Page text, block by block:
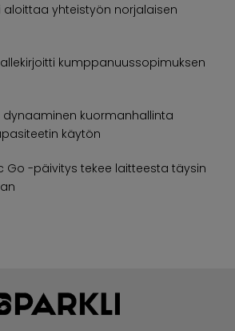
aloittaa yhteistyön norjalaisen
allekirjoitti kumppanuussopimuksen
dynaaminen kuormanhallinta
käytön
Go -päivitys tekee laitteesta täysin